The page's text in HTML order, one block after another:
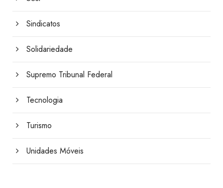
Sindicatos
Solidariedade
Supremo Tribunal Federal
Tecnologia
Turismo
Unidades Móveis